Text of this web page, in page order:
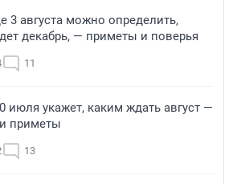
3 августа можно определить,
декабрь, — приметы и поверья
11
июля укажет, каким ждать август —
приметы
13